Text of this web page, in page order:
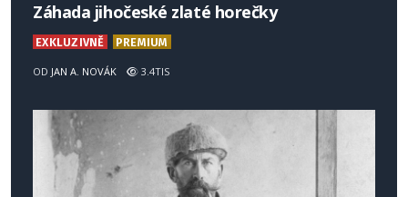
Záhada jihočeské zlaté horečky
EXKLUZIVNĚ PREMIUM
OD JAN A. NOVÁK 3.4TIS